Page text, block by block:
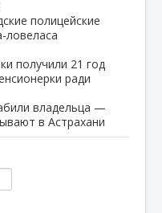
полицейские
ловеласа
получили 21 год
ради
владельца —
в Астрахани